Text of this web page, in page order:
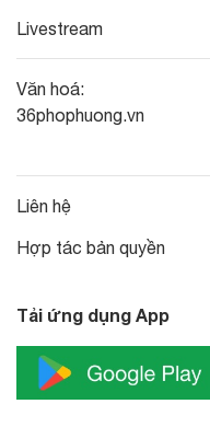
Livestream
Văn hoá:
36phophuong.vn
Liên hệ
Hợp tác bản quyền
Tải ứng dụng App